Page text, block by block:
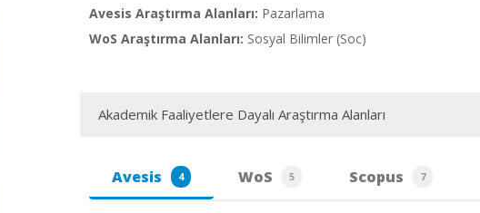
Avesis Araştırma Alanları: Pazarlama
WoS Araştırma Alanları: Sosyal Bilimler (Soc)
Akademik Faaliyetlere Dayalı Araştırma Alanları
Avesis 4 WoS 5 Scopus 7